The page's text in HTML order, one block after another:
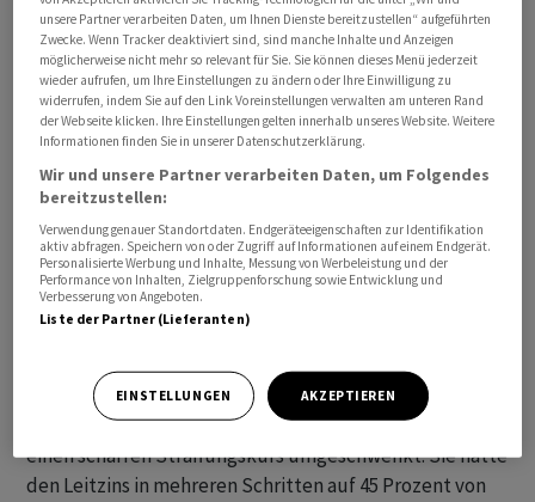
Die frühere Finanzmanagerin, die mit mehreren
Zinserhöhungen eine Kehrtwende in der Geldpolitik
eingeleitet hatte, nannte persönliche Gründe für ihren
Rücktritt. Sie wolle ihre Familie vor Rufschädigung
schützen, erklärte Erkan am Freitag. Finanzminister
eigene Entscheidung. Die Wirtschaftspolitik werde ohne
Unterbrechung fortgesetzt, erklärten Simsek und der
türkische Vizepräsident Cevdet Yilmaz in ähnlich
lautenden Mitteilungen. Der Nachrichtenagentur
Bloomberg zufolge gilt Zentralbank-Vizechef Fatih
Seit Erkans Amtsübernahme im Juni 2023 war die
Zentralbank von einer ultralockeren Geldpolitik auf
einen scharfen Straffungskurs umgeschwenkt. Sie hatte
den Leitzins in mehreren Schritten auf 45 Prozent von
unsere Partner verarbeiten Daten, um Ihnen Dienste bereitzustellen“ aufgeführten
Zwecke. Wenn Tracker deaktiviert sind, sind manche Inhalte und Anzeigen
möglicherweise nicht mehr so relevant für Sie. Sie können dieses Menü jederzeit
wieder aufrufen, um Ihre Einstellungen zu ändern oder Ihre Einwilligung zu
widerrufen, indem Sie auf den Link Voreinstellungen verwalten am unteren Rand
der Webseite klicken. Ihre Einstellungen gelten innerhalb unseres Website. Weitere
Informationen finden Sie in unserer Datenschutzerklärung.
Wir und unsere Partner verarbeiten Daten, um Folgendes
bereitzustellen:
Verwendung genauer Standortdaten. Endgeräteeigenschaften zur Identifikation
aktiv abfragen. Speichern von oder Zugriff auf Informationen auf einem Endgerät.
Personalisierte Werbung und Inhalte, Messung von Werbeleistung und der
Performance von Inhalten, Zielgruppenforschung sowie Entwicklung und
Verbesserung von Angeboten.
Liste der Partner (Lieferanten)
EINSTELLUNGEN AKZEPTIEREN